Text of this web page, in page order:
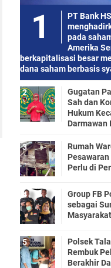
PT Bank
pada
Amerika
berkapitalisasi besar
dana saham berbasis
Gugatan
Sah dan
Hukum
Darmawan
Rumah
Perlu di
Group FB
sebagai
Masyarakat
Polsek
Rembuk
Berakhir